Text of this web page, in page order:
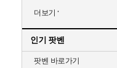
더보기
인기 팟벤
팟벤 바로가기